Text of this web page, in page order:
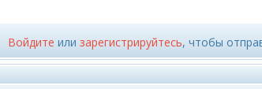
Войдите или зарегистрируйтесь, чтобы